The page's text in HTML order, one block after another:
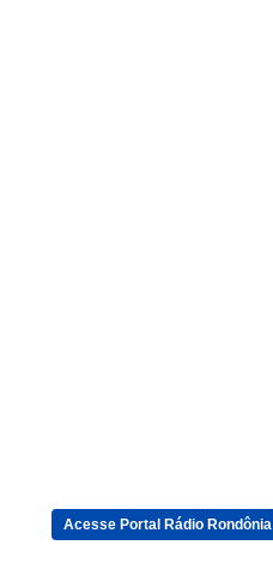
Acesse Portal Rádio Rondônia